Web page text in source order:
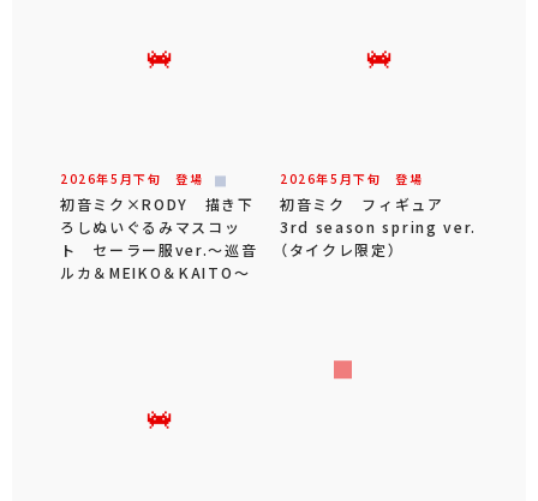
2026年5 月下旬 登場
初音ミク×RODY 描き下
ろしぬいぐるみマスコッ
ト セーラー服ver.～巡音
ルカ＆MEIKO＆KAITO～
2026年5 月下旬 登場
初音ミク フィギュア
3rd season spring ver.
（タイクレ限定）